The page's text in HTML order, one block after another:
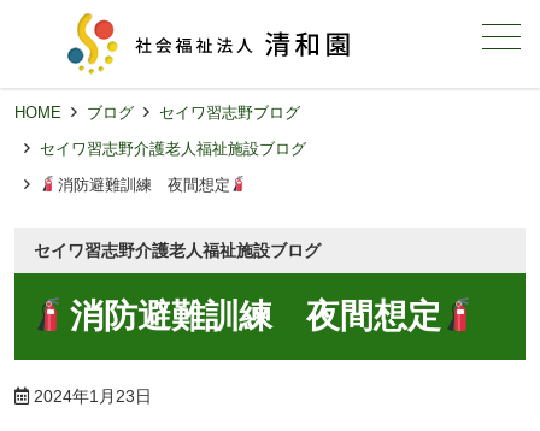
メニュー
HOME ブログ
セイワ習志野ブログ
セイワ習志野介護老人福祉施設ブログ
消防避難訓練 夜間想定
セイワ習志野介護老人福祉施設ブログ
消防避難訓練 夜間想定
2024年1月23日